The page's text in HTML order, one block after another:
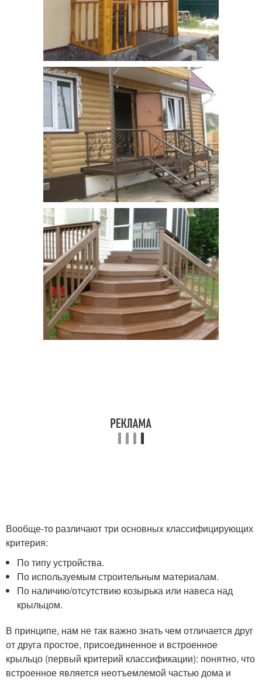
Вообще-то различают три основных классифицирующих
критерия:
По типу устройства.
По используемым строительным материалам.
По наличию/отсутствию козырька или навеса над
крыльцом.
В принципе, нам не так важно знать чем отличается друг
от друга простое, присоединенное и встроенное
крыльцо (первый критерий классификации): понятно, что
встроенное является неотъемлемой частью дома и